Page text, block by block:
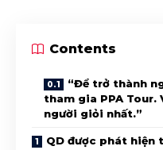
Contents
“Để trở thành
tham gia PPA Tour.
người giỏi nhất.”
QD được phát hiện